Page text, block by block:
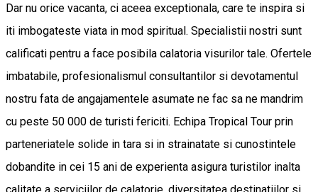
Dar nu orice vacanta, ci aceea exceptionala, care te inspira si
iti imbogateste viata in mod spiritual. Specialistii nostri sunt
calificati pentru a face posibila calatoria visurilor tale. Ofertele
imbatabile, profesionalismul consultantilor si devotamentul
nostru fata de angajamentele asumate ne fac sa ne mandrim
cu peste 50 000 de turisti fericiti. Echipa Tropical Tour prin
parteneriatele solide in tara si in strainatate si cunostintele
dobandite in cei 15 ani de experienta asigura turistilor inalta